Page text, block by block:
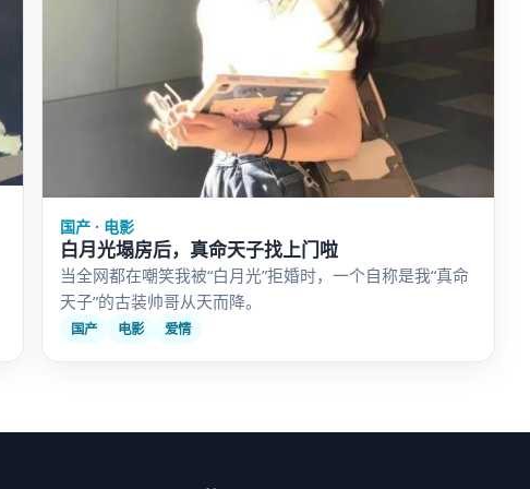
国产 · 电影
白月光塌房后，真命天子找上门啦
当全网都在嘲笑我被“白月光”拒婚时，一个自称是我“真命
天子”的古装帅哥从天而降。
国产 电影 爱情